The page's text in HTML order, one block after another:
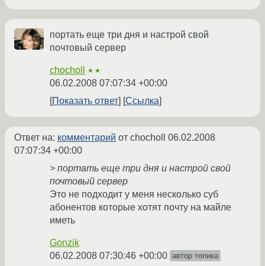
портать еще три дня и настрой свой
почтовый сервер
chocholl ★★
06.02.2008 07:07:34 +00:00
Показать ответ
Ссылка
Ответ на: комментарий от chocholl 06.02.2008
07:07:34 +00:00
> портать еще три дня и настрой свой
почтовый сервер
Это не подходит у меня несколько суб
абонентов которые хотят почту на майле
иметь
Gonzik
06.02.2008 07:30:46 +00:00 автор топика